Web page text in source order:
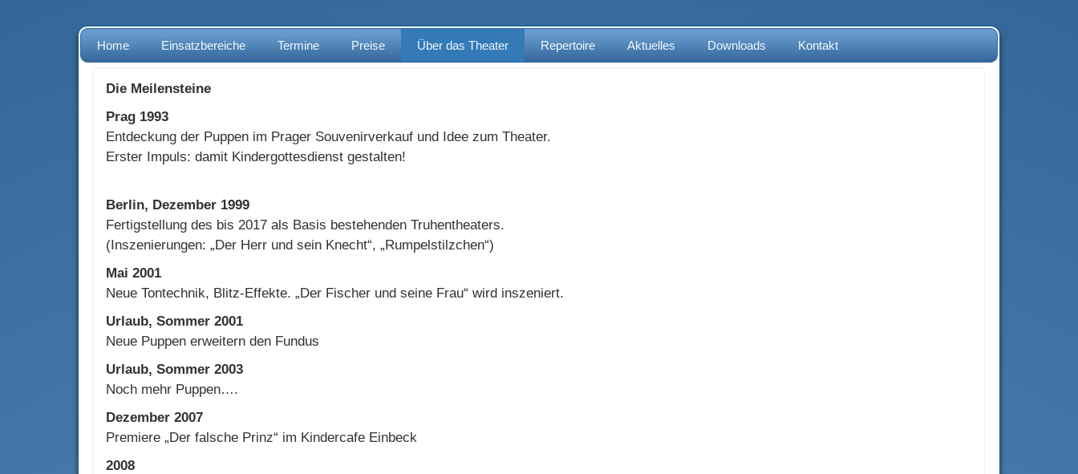
Home Einsatzbereiche Termine Preise Über das Theater Repertoire Aktuelles Downloads Kontakt
Die Meilensteine
Prag 1993
Entdeckung der Puppen im Prager Souvenirverkauf und Idee zum Theater.
Erster Impuls: damit Kindergottesdienst gestalten!
Berlin, Dezember 1999
Fertigstellung des bis 2017 als Basis bestehenden Truhentheaters.
(Inszenierungen: „Der Herr und sein Knecht“, „Rumpelstilzchen“)
Mai 2001
Neue Tontechnik, Blitz-Effekte. „Der Fischer und seine Frau“ wird inszeniert.
Urlaub, Sommer 2001
Neue Puppen erweitern den Fundus
Urlaub, Sommer 2003
Noch mehr Puppen….
Dezember 2007
Premiere „Der falsche Prinz“ im Kindercafe Einbeck
2008